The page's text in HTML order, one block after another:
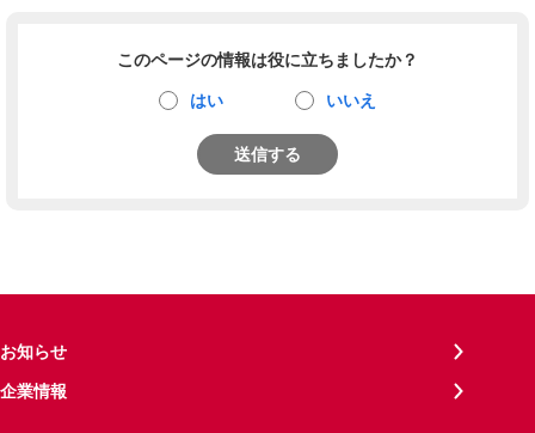
このページの情報は役に立ちましたか？
はい いいえ
送信する
お知らせ
企業情報